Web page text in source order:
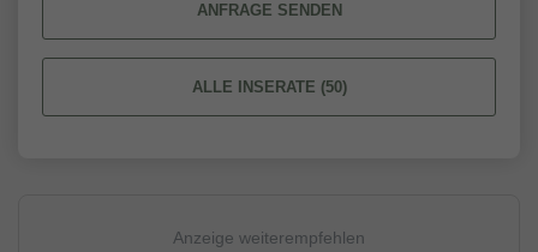
ANFRAGE SENDEN
ALLE INSERATE (50)
Anzeige weiterempfehlen